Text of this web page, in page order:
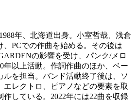
年、北海道出身。小室哲哉、浅倉
、PCでの作曲を始める。その後は
の影響を受け、パンク/メロ
年以上活動。作詞作曲のほか、ベー
ルを担当。バンド活動終了後は、ソ
エレクトロ、ピアノなどの要素を取
作している。2022年には22曲を収録